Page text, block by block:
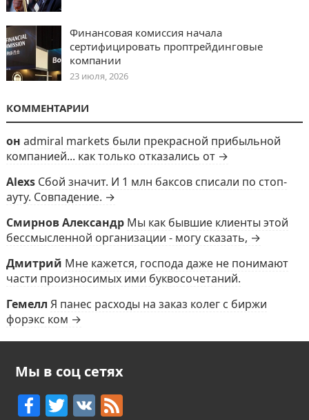
Финансовая комиссия начала
сертифицировать проптрейдинговые
компании
23 июля, 2026
КОММЕНТАРИИ
он admiral markets были прекрасной прибыльной
компанией... как только отказались от →
Alexs Сбой значит. И 1 млн баксов списали по стоп-
ауту. Совпадение. →
Смирнов Александр Мы как бывшие клиенты этой
бессмысленной организации - могу сказать, →
Дмитрий Мне кажется, господа даже не понимают
части произносимых ими буквосочетаний.
Гемелл Я панес расходы на заказ колег с биржи
форэкс ком →
Мы в соц сетях
F T V F